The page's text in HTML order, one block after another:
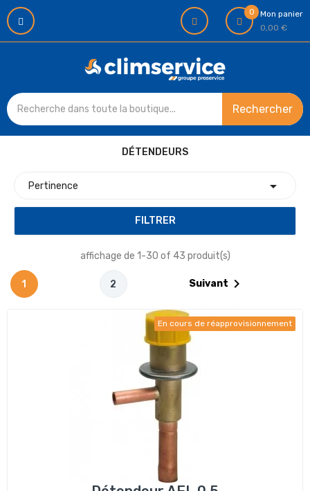
0
Mon panier
0,00 €
Rechercher
DÉTENDEURS
Pertinence 
FILTRER
affichage de 1-30 of 43 produit(s)
1 2 Suivant 
En cours de réapprovisionnement